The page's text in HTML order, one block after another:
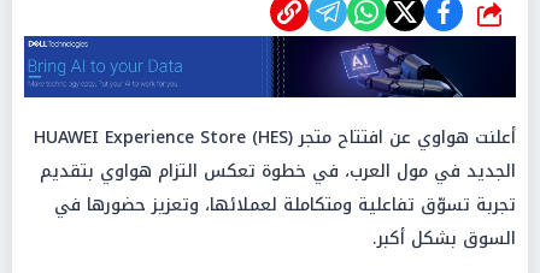
شارك
أعلنت هواوي عن افتتاح متجر HUAWEI Experience Store (HES)
الجديد في مول العرب، في خطوة تعكس التزام هواوي بتقديم
تجربة تسوّق تفاعلية ومتكاملة لعملائها، وتعزيز حضورها في
السوق بشكل أكبر.